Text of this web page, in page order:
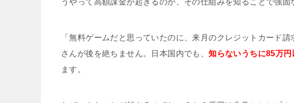
うやって高額課金が起きるのか、その仕組みを知ることで強固
「無料ゲームだと思っていたのに、来月のクレジットカード
さんが後を絶ちません。日本国内でも、知らないうちに85万
ます。